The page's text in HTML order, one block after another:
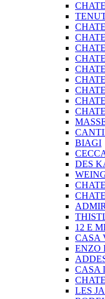
BIAGI
DES
12 E
CASA
ENZO
CASA
LES